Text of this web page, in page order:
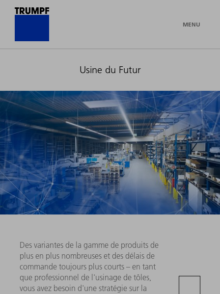
MENU
Usine du Futur
Des variantes de la gamme de produits de
plus en plus nombreuses et des délais de
commande toujours plus courts – en tant
que professionnel de l'usinage de tôles,
vous avez besoin d'une stratégie sur la